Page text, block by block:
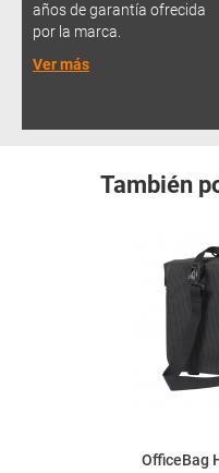
años de garantía ofrecida
por la marca.
Ver más
También
OfficeBag